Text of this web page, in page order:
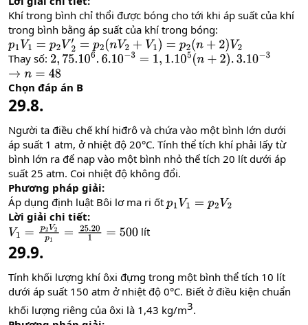
Khí trong bình chỉ thổi được bóng cho tới khi áp suất của khí
trong bình bằng áp suất của khí trong bóng:
p1 V1 =p 2V2′=p 2(nV2+V1)=p2(n + 2)V 2
Thay số: 2, 75.106.6.10−3= 1,1.105(n+2).3.10−3
→n =48
Chọn đáp án B
29.8.
Người ta điều chế khí hiđrô và chứa vào một bình lớn dưới
áp suất 1 atm, ở nhiệt độ 20°C. Tính thể tích khí phải lấy từ
bình lớn ra để nạp vào một bình nhỏ thể tích 20 lít dưới áp
suất 25 atm. Coi nhiệt độ không đổi.
Phương pháp giải:
Áp dụng định luật Bôi lơ ma ri ốt p1 V1 =p 2V2
Lời giải chi tiết:
V1 =p2 V2p1 =25.201 =500 lít
29.9.
Tính khối lượng khí ôxi đựng trong một bình thể tích 10 lít
dưới áp suất 150 atm ở nhiệt độ 0°C. Biết ở điều kiện chuẩn
khối lượng riêng của ôxi là 1,43 kg/m3​.